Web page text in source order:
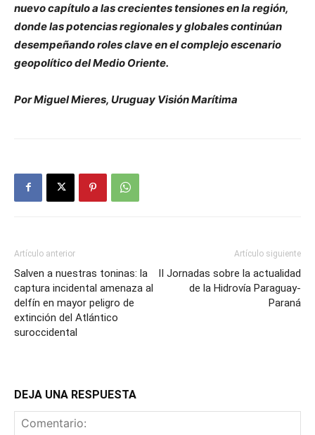
nuevo capítulo a las crecientes tensiones en la región,
donde las potencias regionales y globales continúan
desempeñando roles clave en el complejo escenario
geopolítico del Medio Oriente.
Por Miguel Mieres, Uruguay Visión Marítima
Artículo anterior
Salven a nuestras toninas: la
captura incidental amenaza al
delfín en mayor peligro de
extinción del Atlántico
suroccidental
Artículo siguiente
II Jornadas sobre la actualidad
de la Hidrovía Paraguay-
Paraná
DEJA UNA RESPUESTA